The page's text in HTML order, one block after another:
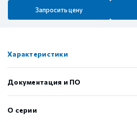
Запросить цену
Характеристики
Документация и ПО
О серии